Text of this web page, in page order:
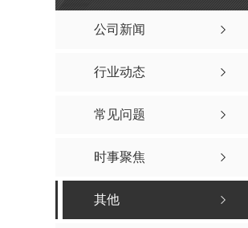
公司新闻
行业动态
常见问题
时事聚焦
其他